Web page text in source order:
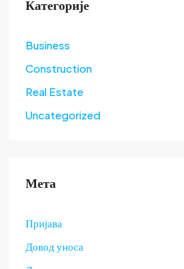
Категорије
Business
Construction
Real Estate
Uncategorized
Мета
Пријава
Довод уноса